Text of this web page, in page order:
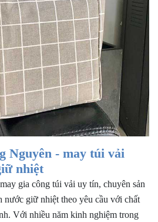
Nguyên - may túi vải
nhiệt
gia công túi vải uy tín, chuyên sản
nước giữ nhiệt theo yêu cầu với chất
Với nhiều năm kinh nghiệm trong